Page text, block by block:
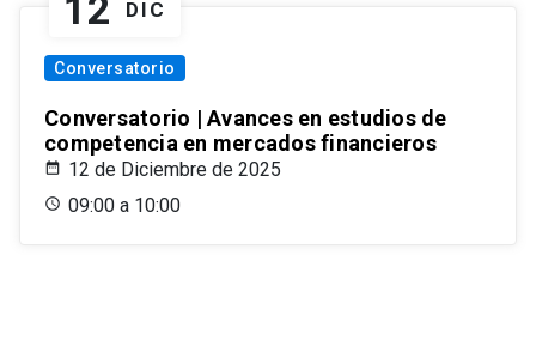
12 DIC
Conversatorio
Conversatorio | Avances en estudios de
competencia en mercados financieros
12 de Diciembre de 2025
09:00 a 10:00